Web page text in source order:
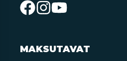
MAKSUTAVAT